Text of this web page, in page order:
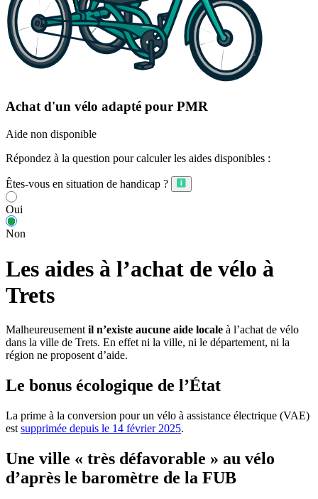
Achat d'un vélo adapté pour PMR
Aide non disponible
Répondez à la question pour calculer les aides disponibles :
Êtes-vous en situation de handicap ?
Oui
Non
Les aides à l’achat de vélo à
Trets
Malheureusement il n’existe aucune aide locale à l’achat de vélo
dans la ville de Trets. En effet ni la ville, ni le département, ni la
région ne proposent d’aide.
Le bonus écologique de l’État
La prime à la conversion pour un vélo à assistance électrique (VAE)
est supprimée depuis le 14 février 2025.
Une ville « très défavorable » au vélo
d’après le baromètre de la FUB